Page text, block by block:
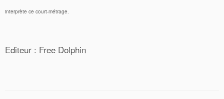
interprète ce court-métrage.
Editeur : Free Dolphin